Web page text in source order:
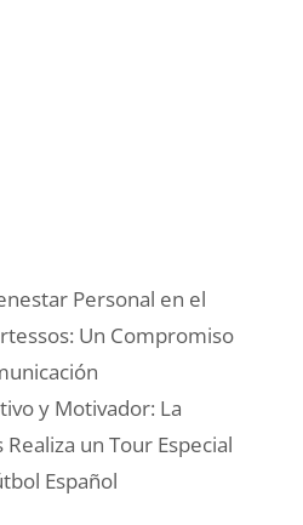
Personal en el
Un Compromiso
y Motivador: La
un Tour Especial
Español